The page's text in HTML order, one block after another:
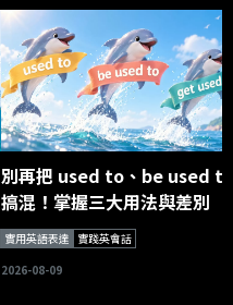
別再把 used to、be used to
搞混！掌握三大用法與差別
實用英語表達 實踐英會話
2026-08-09